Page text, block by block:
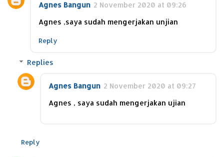
Agnes Bangun 2 November 2020 at 09:26
Agnes ,saya sudah mengerjakan unjian
Reply
Replies
Agnes Bangun 2 November 2020 at 09:27
Agnes , saya sudah mengerjakan ujian
Reply